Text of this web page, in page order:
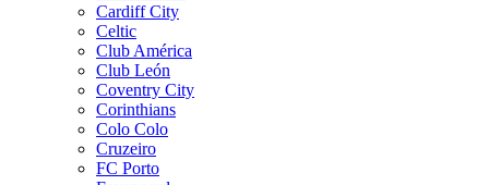
Cardiff City
Celtic
Club América
Club León
Coventry City
Corinthians
Colo Colo
Cruzeiro
FC Porto